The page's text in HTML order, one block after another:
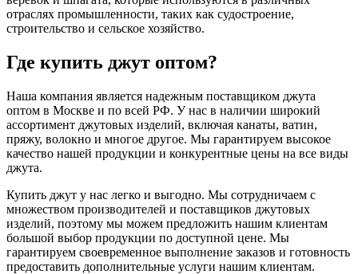
отраслях промышленности, таких как судостроение,
строительство и сельское хозяйство.
Где купить джут оптом?
Наша компания является надежным поставщиком джута
оптом в Москве и по всей РФ. У нас в наличии широкий
ассортимент джутовых изделий, включая канаты, ватин,
пряжу, волокно и многое другое. Мы гарантируем высокое
качество нашей продукции и конкурентные цены на все виды
джута.
Купить джут у нас легко и выгодно. Мы сотрудничаем с
множеством производителей и поставщиков джутовых
изделий, поэтому мы можем предложить нашим клиентам
большой выбор продукции по доступной цене. Мы
гарантируем своевременное выполнение заказов и готовность
предоставить дополнительные услуги нашим клиентам.